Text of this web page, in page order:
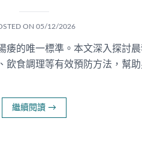
ON 05/12/2026
痿的唯一標準。本文深入探討
飲食調理等有效預防方法，幫
繼續閱讀 →